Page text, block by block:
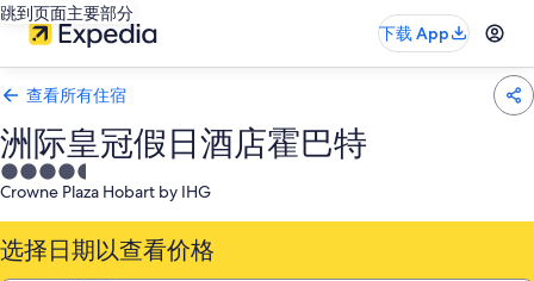
跳到页面主要部分
下载 App
查看所有住宿
洲际皇冠假日酒店霍巴特
4.5
星
住
宿
Crowne Plaza Hobart by IHG
选择日期以查看价格